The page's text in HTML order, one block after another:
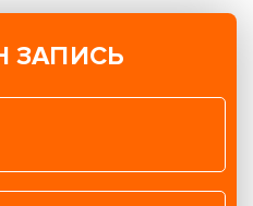
ЗАПИСЬ